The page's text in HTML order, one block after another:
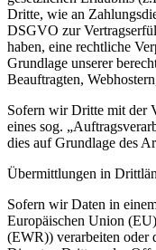
Dritte, wie an
DSGVO zur
haben, eine rechtliche
Grundlage unserer
Beauftragten,
Sofern wir Dritte mit der
eines sog.
dies auf Grundlage des
Übermittlungen in
Sofern wir Daten in
Europäischen Union
(EWR)) verarbeiten oder